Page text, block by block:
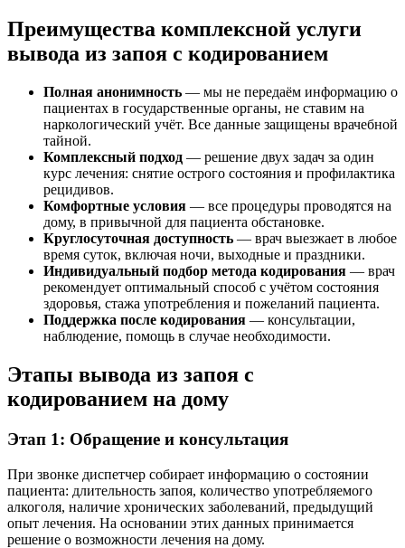
Преимущества комплексной услуги
вывода из запоя с кодированием
Полная анонимность — мы не передаём информацию о
пациентах в государственные органы, не ставим на
наркологический учёт. Все данные защищены врачебной
тайной.
Комплексный подход — решение двух задач за один
курс лечения: снятие острого состояния и профилактика
рецидивов.
Комфортные условия — все процедуры проводятся на
дому, в привычной для пациента обстановке.
Круглосуточная доступность — врач выезжает в любое
время суток, включая ночи, выходные и праздники.
Индивидуальный подбор метода кодирования — врач
рекомендует оптимальный способ с учётом состояния
здоровья, стажа употребления и пожеланий пациента.
Поддержка после кодирования — консультации,
наблюдение, помощь в случае необходимости.
Этапы вывода из запоя с
кодированием на дому
Этап 1: Обращение и консультация
При звонке диспетчер собирает информацию о состоянии
пациента: длительность запоя, количество употребляемого
алкоголя, наличие хронических заболеваний, предыдущий
опыт лечения. На основании этих данных принимается
решение о возможности лечения на дому.